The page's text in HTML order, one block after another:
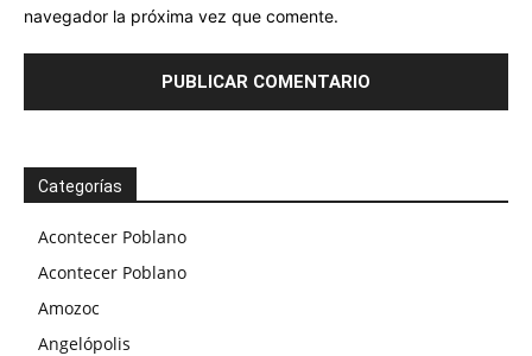
navegador la próxima vez que comente.
Categorías
Acontecer Poblano
Acontecer Poblano
Amozoc
Angelópolis